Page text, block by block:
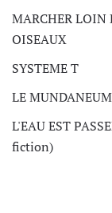
MARCHER LOIN
OISEAUX
SYSTEME T
LE
L'EAU EST
fiction)